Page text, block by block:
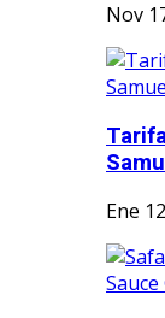
Nov
Ene